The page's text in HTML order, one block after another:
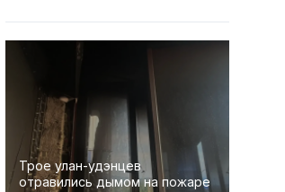
Трое улан-удэнцев
отравились дымом на пожаре